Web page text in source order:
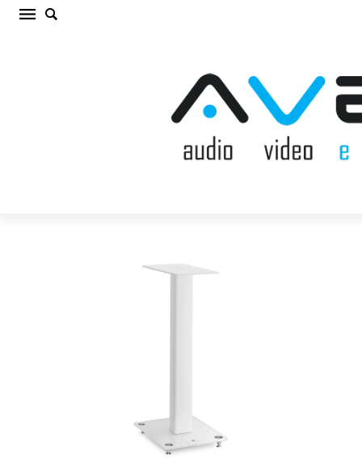
TRIANGLE S05 WHITE Akustisko sistēmu